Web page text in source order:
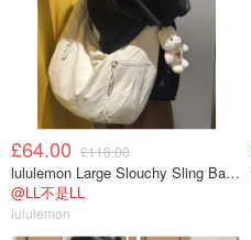
£64.00 £118.00
lululemon Large Slouchy Sling Bag 13L
@LL不是LL
lululemon